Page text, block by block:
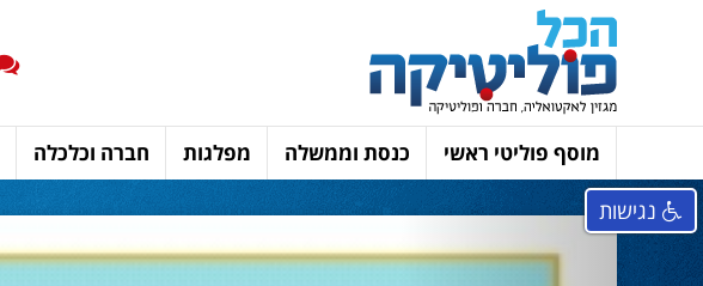
מוסף פוליטי ראשי כנסת וממשלה מפלגות חברה וכלכלה
נגישות